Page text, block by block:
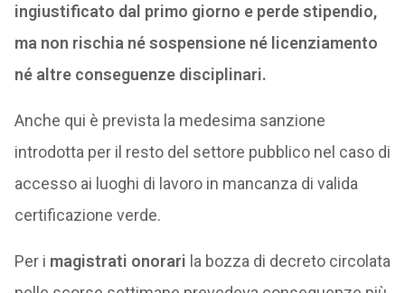
ingiustificato dal primo giorno e perde stipendio,
ma non rischia né sospensione né licenziamento
né altre conseguenze disciplinari.
Anche qui è prevista la medesima sanzione
introdotta per il resto del settore pubblico nel caso di
accesso ai luoghi di lavoro in mancanza di valida
certificazione verde.
Per i magistrati onorari la bozza di decreto circolata